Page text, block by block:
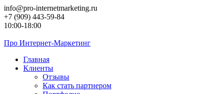
Перейти
к
контенту
info@pro-internetmarketing.ru
+7 (909) 443-59-84
10:00-18:00
Про Интернет-Маркетинг
Главная
Клиенты
Отзывы
Как стать партнером